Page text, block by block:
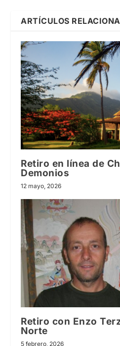
ARTÍCULOS
Retiro en línea de
Demonios
12 mayo, 2026
Retiro con Enzo
Norte
5 febrero, 2026